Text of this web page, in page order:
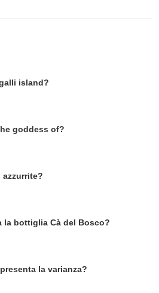
island?
goddess of?
azzurrite?
la bottiglia Cà del Bosco?
la varianza?